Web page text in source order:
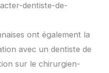
dentiste-de-
ont également la
avec un dentiste de
sur le chirurgien-